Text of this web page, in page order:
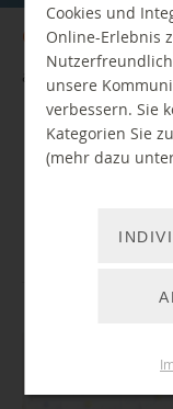
Opening hours
at the
Mon, Tue, Thu, Fri:
Wed:
Sat:
Information for
Cookies und
Online-Erlebnis
unsere
verbessern. Sie
Kategorien Sie
(mehr dazu